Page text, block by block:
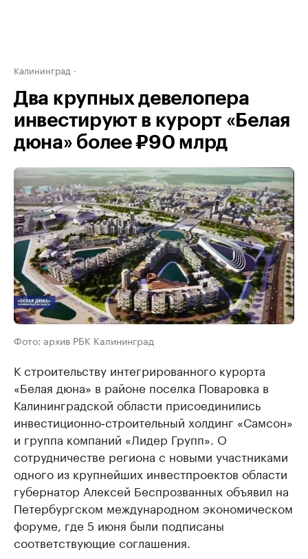
Калининград
Два крупных девелопера
инвестируют в курорт «Белая
дюна» более ₽90 млрд
Фото: архив РБК Калининград
К строительству интегрированного курорта
«Белая дюна» в районе поселка Поваровка в
Калининградской области присоединились
инвестиционно‑строительный холдинг «Самсон»
и группа компаний «Лидер Групп». О
сотрудничестве региона с новыми участниками
одного из крупнейших инвестпроектов области
губернатор Алексей Беспрозванных объявил на
Петербургском международном экономическом
форуме, где 5 июня были подписаны
соответствующие соглашения.